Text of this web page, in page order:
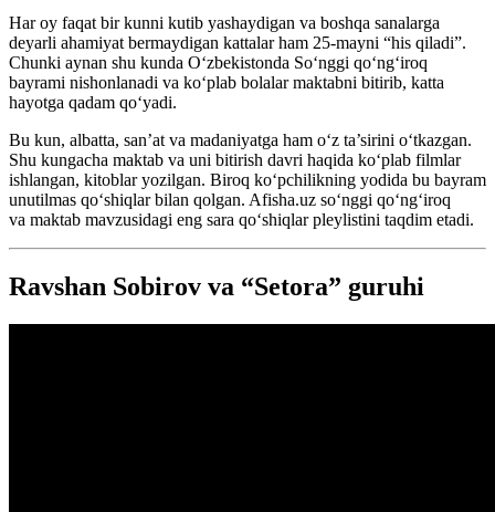
Har oy faqat bir kunni kutib yashaydigan va boshqa sanalarga
deyarli ahamiyat bermaydigan kattalar ham 25-mayni “his qiladi”.
Chunki aynan shu kunda Oʻzbekistonda Soʻnggi qoʻngʻiroq
bayrami nishonlanadi va koʻplab bolalar maktabni bitirib, katta
hayotga qadam qoʻyadi.
Bu kun, albatta, san’at va madaniyatga ham oʻz ta’sirini oʻtkazgan.
Shu kungacha maktab va uni bitirish davri haqida koʻplab filmlar
ishlangan, kitoblar yozilgan. Biroq koʻpchilikning yodida bu bayram
unutilmas qoʻshiqlar bilan qolgan. Afisha.uz soʻnggi qoʻngʻiroq
va maktab mavzusidagi eng sara qoʻshiqlar pleylistini taqdim etadi.
Ravshan Sobirov va “Setora” guruhi